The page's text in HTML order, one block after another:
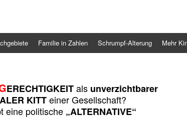
Familie in Zahlen Schrumpf-Alterung Mehr
ERECHTIGKEITalsunverzichtbarer
KITTeiner Gesellschaft?
eine politische „ALTERNATIVE“